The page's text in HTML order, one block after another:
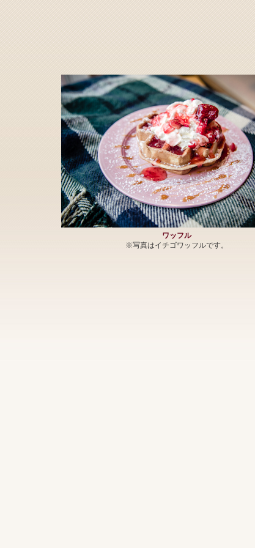
ワッフル
※写真はイチゴワッフルです。